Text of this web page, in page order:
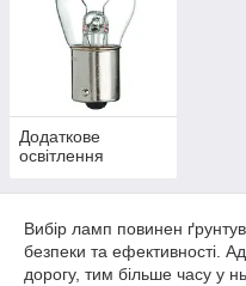
Додаткове
освітлення
Вибір ламп повинен
безпеки та ефективності.
дорогу, тим більше часу у